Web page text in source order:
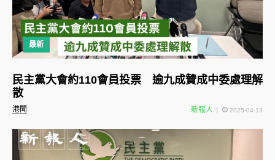
最新
港聞
民主黨大會約110會員投票 逾九成贊成中委處理解
散
新報人 2025-04-13